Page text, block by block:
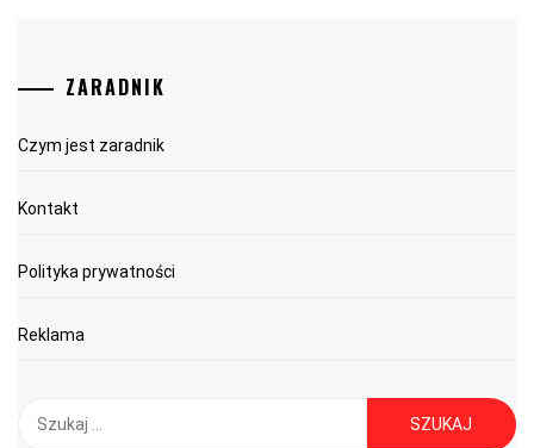
ZARADNIK
Czym jest zaradnik
Kontakt
Polityka prywatności
Reklama